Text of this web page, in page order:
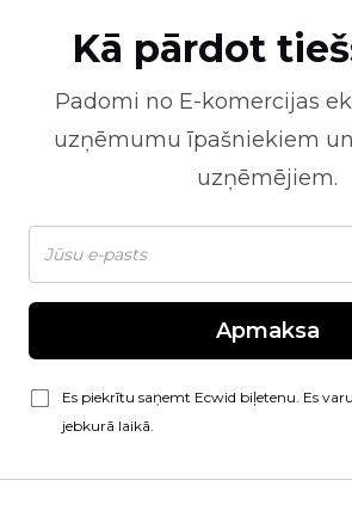
Kā pārdot
Padomi no E-komercijas
uzņēmumu īpašniekiem
uzņēmējiem.
Apmaksa
Es piekrītu saņemt Ecwid biļetenu. Es
jebkurā laikā.